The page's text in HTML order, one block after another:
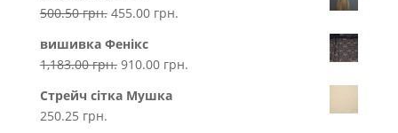
500.50грн. 455.00 грн.
вишивка Фенікс
1,183.00грн. 910.00 грн.
Стрейч сітка Мушка
250.25 грн.